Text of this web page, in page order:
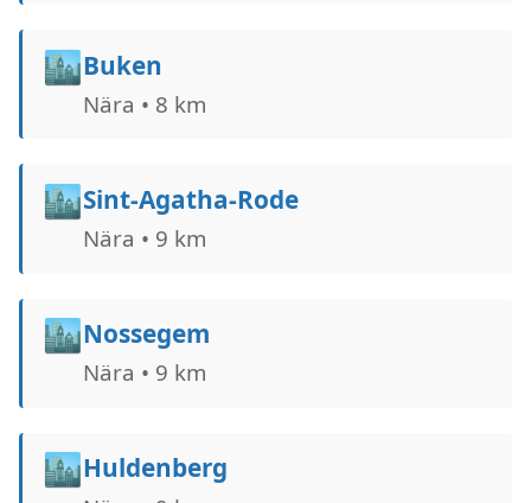
🏙️Buken
Nära • 8 km
🏙️Sint-Agatha-Rode
Nära • 9 km
🏙️Nossegem
Nära • 9 km
🏙️Huldenberg